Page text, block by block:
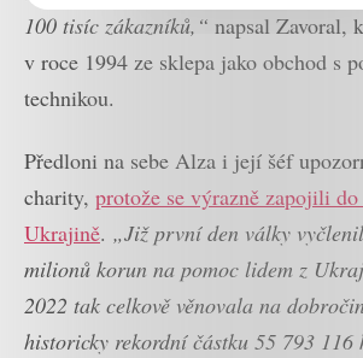
100 tisíc zákazníků,“ napsal Zavoral,
v roce 1994 ze sklepa jako obchod s
technikou.
Předloni na sebe Alza i její šéf
charity, protože se výrazně zapojili
Ukrajině. „Již první den války
milionů korun na pomoc lidem z
2022 tak celkově věnovala na
historicky rekordní částku 55 793 116